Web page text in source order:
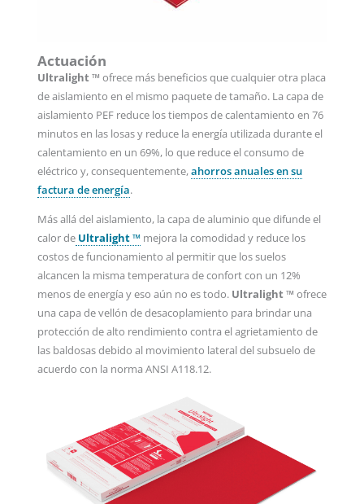
Actuación
Ultralight ™ ofrece más beneficios que cualquier otra placa
de aislamiento en el mismo paquete de tamaño. La capa de
aislamiento PEF reduce los tiempos de calentamiento en 76
minutos en las losas y reduce la energía utilizada durante el
calentamiento en un 69%, lo que reduce el consumo de
eléctrico y, consequentemente,ahorros anuales en su
factura de energía.
Más allá del aislamiento, la capa de aluminio que difunde el
calor deUltralight ™mejora la comodidad y reduce los
costos de funcionamiento al permitir que los suelos
alcancen la misma temperatura de confort con un 12%
menos de energía y eso aún no es todo. Ultralight ™ ofrece
una capa de vellón de desacoplamiento para brindar una
protección de alto rendimiento contra el agrietamiento de
las baldosas debido al movimiento lateral del subsuelo de
acuerdo con la norma ANSI A118.12.